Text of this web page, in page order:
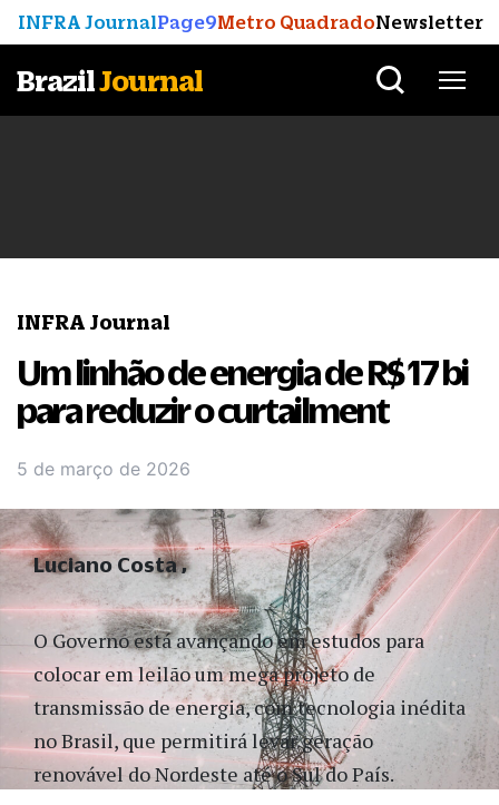
INFRA JournalPage9Metro QuadradoNewsletter
BrazilJournal
INFRA Journal
Um linhão de energia de R$ 17 bi
para reduzir o curtailment
5 de março de 2026
O Governo está avançando em estudos para
colocar em leilão um mega projeto de
transmissão de energia, com tecnologia inédita
no Brasil, que permitirá levar geração
renovável do Nordeste até o Sul do País.
Luciano Costa